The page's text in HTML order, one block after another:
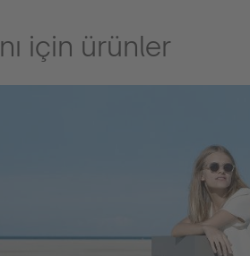
için ürünler